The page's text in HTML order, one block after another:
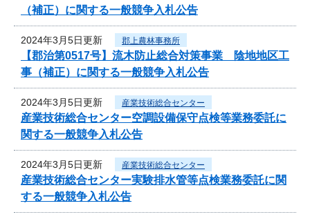
（補正）に関する一般競争入札公告
2024年3月5日更新 郡上農林事務所
【郡治第0517号】流木防止総合対策事業 陰地地区工
事（補正）に関する一般競争入札公告
2024年3月5日更新 産業技術総合センター
産業技術総合センター空調設備保守点検等業務委託に
関する一般競争入札公告
2024年3月5日更新 産業技術総合センター
産業技術総合センター実験排水管等点検業務委託に関
する一般競争入札公告